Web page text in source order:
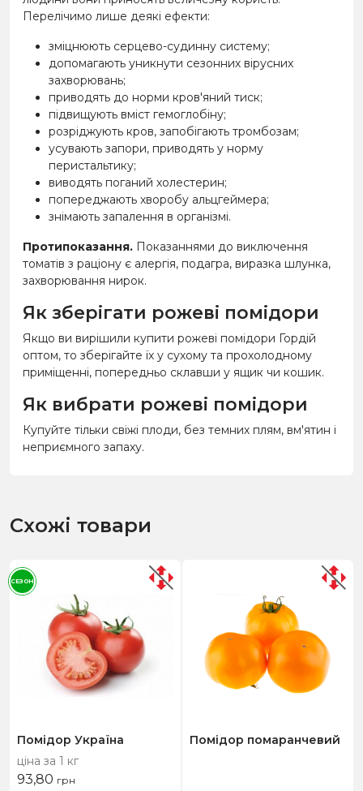
Перелічимо лише деякі ефекти:
зміцнюють серцево-судинну систему;
допомагають уникнути сезонних вірусних
захворювань;
приводять до норми кров'яний тиск;
підвищують вміст гемоглобіну;
розріджують кров, запобігають тромбозам;
усувають запори, приводять у норму
перистальтику;
виводять поганий холестерин;
попереджають хворобу альцгеймера;
знімають запалення в організмі.
Протипоказання. Показаннями до виключення
томатів з раціону є алергія, подагра, виразка шлунка,
захворювання нирок.
Як зберігати рожеві помідори
Якщо ви вирішили купити рожеві помідори Гордій
оптом, то зберігайте їх у сухому та прохолодному
приміщенні, попередньо склавши у ящик чи кошик.
Як вибрати рожеві помідори
Купуйте тільки свіжі плоди, без темних плям, вм'ятин і
неприємного запаху.
Схожі товари
Помідор Україна
ціна за 1 кг
93,80 грн
СЕЗОН
Помідор помаранчевий